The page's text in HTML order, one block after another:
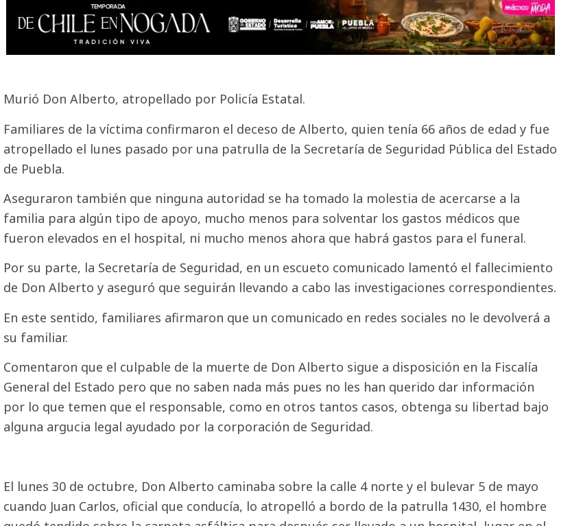
Murió Don Alberto, atropellado por Policía Estatal.
Familiares de la víctima confirmaron el deceso de Alberto, quien tenía 66 años de edad y fue
atropellado el lunes pasado por una patrulla de la Secretaría de Seguridad Pública del Estado
de Puebla.
Aseguraron también que ninguna autoridad se ha tomado la molestia de acercarse a la
familia para algún tipo de apoyo, mucho menos para solventar los gastos médicos que
fueron elevados en el hospital, ni mucho menos ahora que habrá gastos para el funeral.
Por su parte, la Secretaría de Seguridad, en un escueto comunicado lamentó el fallecimiento
de Don Alberto y aseguró que seguirán llevando a cabo las investigaciones correspondientes.
En este sentido, familiares afirmaron que un comunicado en redes sociales no le devolverá a
su familiar.
Comentaron que el culpable de la muerte de Don Alberto sigue a disposición en la Fiscalía
General del Estado pero que no saben nada más pues no les han querido dar información
por lo que temen que el responsable, como en otros tantos casos, obtenga su libertad bajo
alguna argucia legal ayudado por la corporación de Seguridad.
El lunes 30 de octubre, Don Alberto caminaba sobre la calle 4 norte y el bulevar 5 de mayo
cuando Juan Carlos, oficial que conducía, lo atropelló a bordo de la patrulla 1430, el hombre